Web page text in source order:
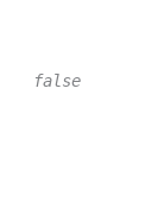
false